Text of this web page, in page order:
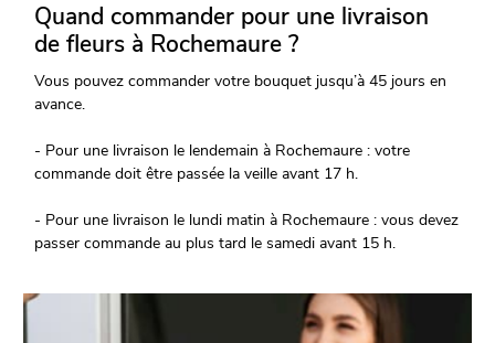
Quand commander pour une livraison
de fleurs à Rochemaure ?
Vous pouvez commander votre bouquet jusqu’à 45 jours en
avance.
- Pour une livraison le lendemain à Rochemaure : votre
commande doit être passée la veille avant 17 h.
- Pour une livraison le lundi matin à Rochemaure : vous devez
passer commande au plus tard le samedi avant 15 h.